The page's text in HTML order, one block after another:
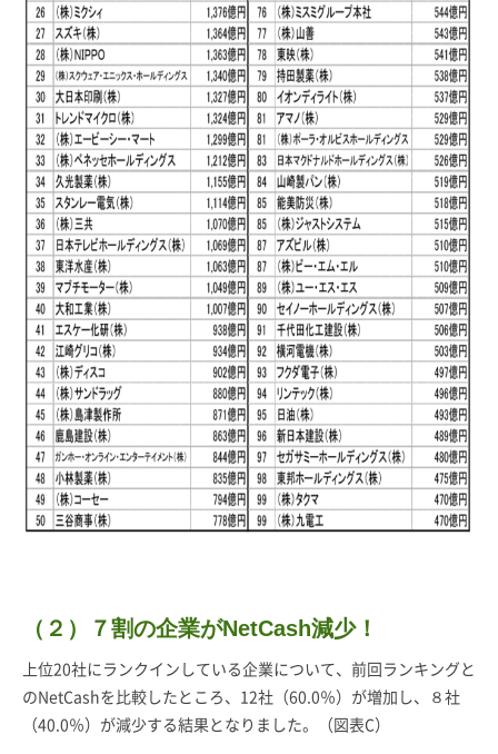
（２） ７割の企業がNetCash減少！
上位20社にランクインしている企業について、前回ランキングと
のNetCashを比較したところ、12社（60.0％）が増加し、８社
（40.0％）が減少する結果となりました。（図表C）